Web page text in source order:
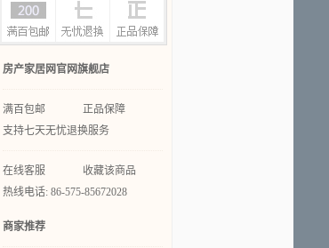
房产家居网官网旗舰店
满百包邮
正品保障
支持七天无忧退换服务
在线客服
收藏该商品
热线电话: 86-575-85672028
商家推荐